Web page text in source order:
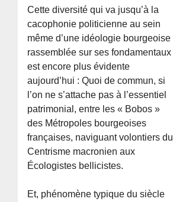
Cette diversité qui va jusqu’à la
cacophonie politicienne au sein
même d’une idéologie bourgeoise
rassemblée sur ses fondamentaux
est encore plus évidente
aujourd’hui : Quoi de commun, si
l’on ne s’attache pas à l’essentiel
patrimonial, entre les « Bobos »
des Métropoles bourgeoises
françaises, naviguant volontiers du
Centrisme macronien aux
Écologistes bellicistes.
Et, phénomène typique du siècle